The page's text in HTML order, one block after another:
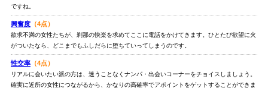
ですね。
興奮度 （4点）
欲求不満の女性たちが、刹那の快楽を求めてここに電話をかけてきます。ひとたび欲望に火
がついたなら、どこまでもふしだらに堕ちていってしまうのです。
性交率 （4点）
リアルに会いたい派の方は、迷うことなくナンパ・出会いコーナーをチョイスしましょう。
確実に近所の女性につながるから、かなりの高確率でアポイントをゲットすることができま